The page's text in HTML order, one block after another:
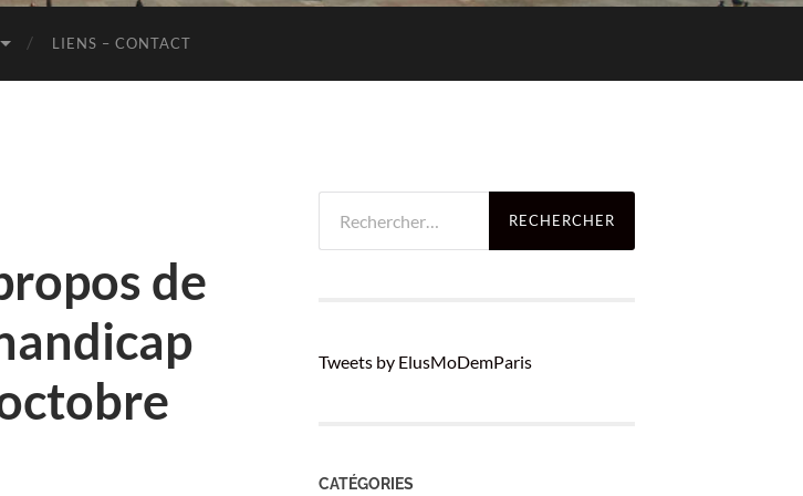
Paris
LIENS – CONTACT
de
Tweets by ElusMoDemParis
CATÉGORIES